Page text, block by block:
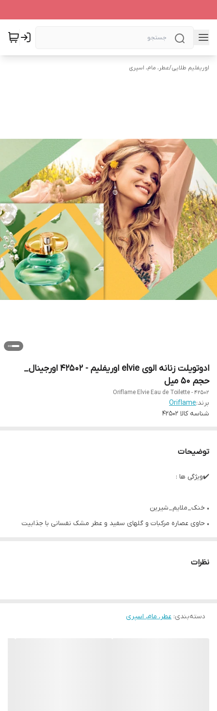
اوریفلیم طلایی/عطر، مام، اسپری
ادوتویلت زنانه الوی elvie اوریفلیم - 42502 اورجینال_
حجم 50 میل
Oriflame Elvie Eau de Toilette - 42502
برند:Oriflame
شناسه کالا 42502
توضیحات
✔️ویژگی ها :
• خنک_ملایم_شیرین
• حاوی عصاره مرکبات و گلهای سفید و عطر مشک نفسانی با جذابیت
• عطری مدرن و تازه و بسیار خوشبو که ماندگاری بسیار زیادی دارد.
• عطر و بوي گلهای سفيد
نظرات
دسته‌بندی: عطر، مام، اسپری